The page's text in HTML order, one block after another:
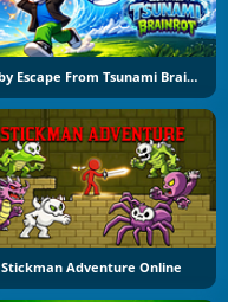
Obby Escape From Tsunami Brainrot
Stickman Adventure Online